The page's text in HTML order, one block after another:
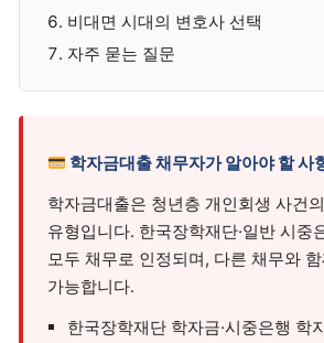
비대면 시대의 변호사 선택
자주 묻는 질문
학자금대출 채무자가 알아야 할 사
학자금대출은 청년층 개인회생 사건
유형입니다. 한국장학재단·일반 시중
모두 채무로 인정되며, 다른 채무와
가능합니다.
한국장학재단 학자금·시중은행 학